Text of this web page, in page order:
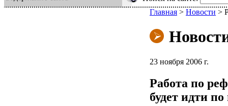
Главная > Новости >
23 ноября 2006 г.
Работа по
будет идти